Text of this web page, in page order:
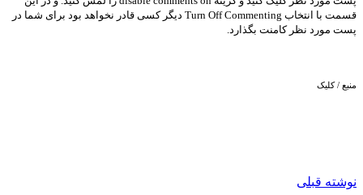
قسمت با انتخاب Turn Off Commenting دیگر کسی قادر نخواهد بود برای شما در
پست مورد نظر کامنت بگذارد.
منبع / کلیک
نوشته قبلی